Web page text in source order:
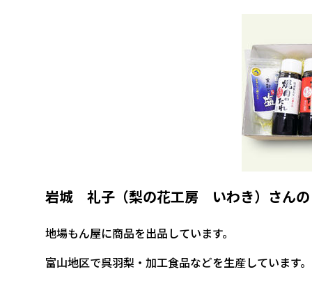
岩城 礼子（梨の花工房 いわき）さんの
地場もん屋に商品を出品しています。
富山地区で呉羽梨・加工食品などを生産しています。